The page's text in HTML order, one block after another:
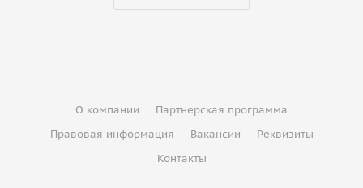
О компании
Партнерская программа
Правовая информация
Вакансии
Реквизиты
Контакты